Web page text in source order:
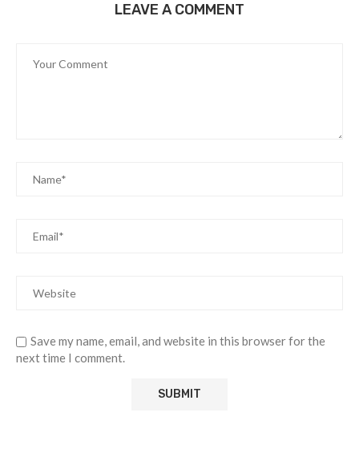
LEAVE A COMMENT
Save my name, email, and website in this browser for the
next time I comment.